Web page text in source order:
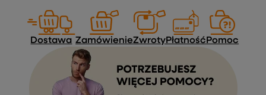
Dostawa ZamówienieZwrotyPłatność Pomoc